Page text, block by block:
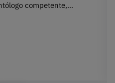
competente,